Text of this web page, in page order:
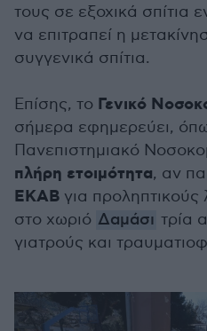
τους σε εξοχικά σπίτια
να επιτραπεί η
συγγενικά σπίτια.
Επίσης, το Γενικό
σήμερα εφημερεύει,
Πανεπιστημιακό
πλήρη ετοιμότητα, αν
ΕΚΑΒ για προληπτικούς
στο χωριό Δαμάσι τρία
γιατρούς και